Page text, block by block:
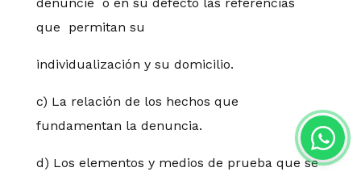
denuncie o en su defecto las referencias
que permitan su
individualización y su domicilio.
c) La relación de los hechos que
fundamentan la denuncia.
d) Los elementos y medios de prueba que se